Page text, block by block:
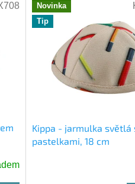
Novinka
Tip
Kippa - jarmulka světlá
pastelkami, 18 cm